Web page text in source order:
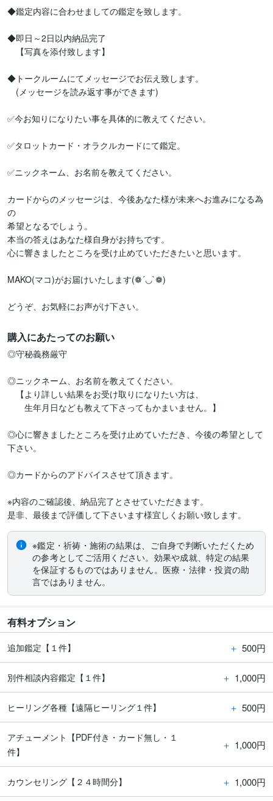
◆鑑定内容に合わせましての鑑定を致します。
◆即日～2日以内納品完了
【写真を添付致します】
◆トークルームにてメッセージでお伝え致します。
(メッセージを読み返す事ができます)
✅今お知りになりたい事を具体的に教えてください。
✅タロットカード・オラクルカードにて鑑定。
✅ニックネーム、お名前を教えてください。
カードからのメッセージは、今後あなた様が未来へお進みになる為
の
希望となるでしょう。
本当の答えはあなた様自身がお持ちです。
心に響きましたところを受け止めていただきたいと思います。
MAKO(マコ)がお届けいたします(❁´◡`❁)
どうぞ、お気軽にお声がけ下さい。
購入にあたってのお願い
◎守秘義務厳守
◎ニックネーム、お名前を教えてください。
【より詳しい結果をお受け取りになりたい方は、
生年月日なども教えて下さってもかまいません。】
◎心に響きましたところを受け止めていただき、今後の希望として
下さい。
◎カードからのアドバイスさせて頂きます。
※内容のご確認後、納品完了とさせていただきます。
是非、最後まで評価して下さいます様宜しくお願い致します。
※鑑定・祈祷・施術の結果は、ご自身で判断いただくため
の参考としてご活用ください。効果や成就、特定の結果
を保証するものではありません。医療・法律・投資の助
言ではありません。
有料オプション
追加鑑定【１件】 ＋ 500円
別件相談内容鑑定【１件】 ＋ 1,000円
ヒーリング各種【遠隔ヒーリング１件】 ＋ 500円
アチューメント【PDF付き・カード無し・１
件】
＋ 1,000円
カウンセリング【２４時間分】 ＋ 1,000円